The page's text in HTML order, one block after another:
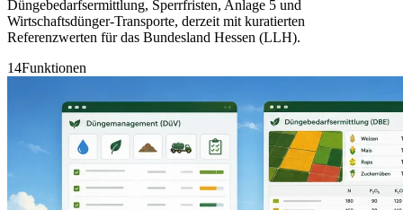
Düngebedarfsermittlung, Sperrfristen, Anlage 5 und
Wirtschaftsdünger-Transporte, derzeit mit kuratierten
Referenzwerten für das Bundesland Hessen (LLH).
14Funktionen